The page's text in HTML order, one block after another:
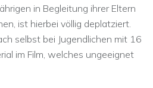
in Begleitung ihrer Eltern
ist hierbei völlig deplatziert.
selbst bei Jugendlichen mit 16
im Film, welches ungeeignet